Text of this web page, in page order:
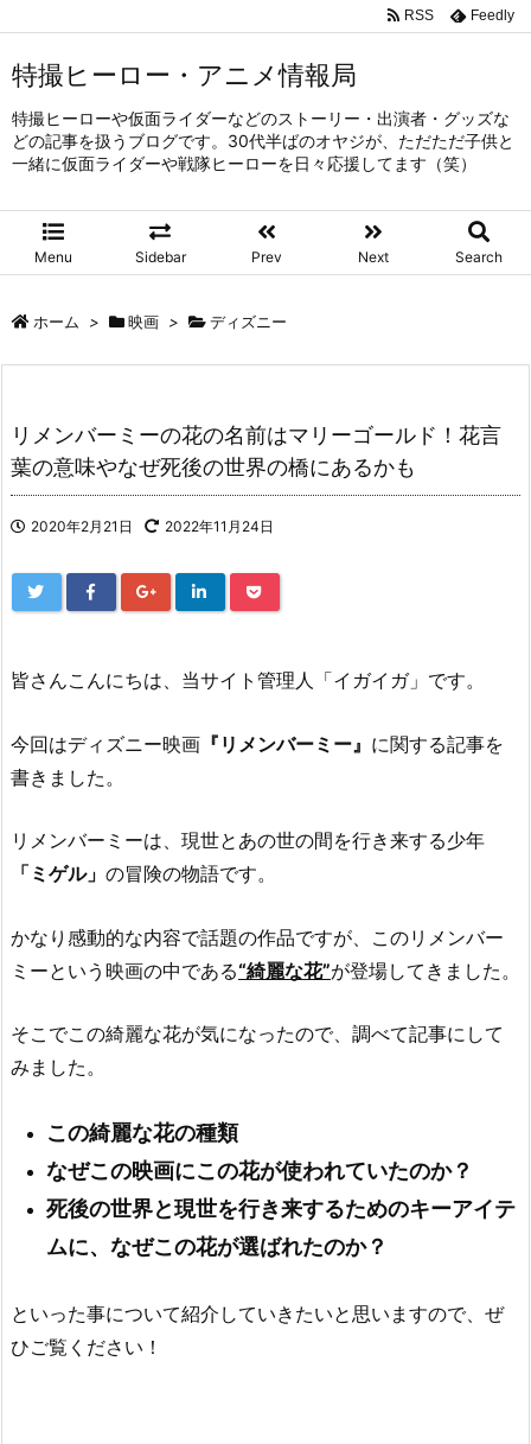
特撮ヒーロー・アニメ情報局
特撮ヒーローや仮面ライダーなどのストーリー・出演者・グッズな
どの記事を扱うブログです。30代半ばのオヤジが、ただただ子供と
一緒に仮面ライダーや戦隊ヒーローを日々応援してます（笑）
Menu Sidebar Prev Next Search
RSS Feedly
ホーム > 映画 > ディズニー
リメンバーミーの花の名前はマリーゴールド！花言
葉の意味やなぜ死後の世界の橋にあるかも
2020年2月21日 2022年11月24日
皆さんこんにちは、当サイト管理人「イガイガ」です。
今回はディズニー映画 『リメンバーミー』 に関する記事を
書きました。
リメンバーミーは、現世とあの世の間を行き来する少年
「ミゲル」 の冒険の物語です。
かなり感動的な内容で話題の作品ですが、このリメンバー
ミーという映画の中である“綺麗な花”が登場してきました。
そこでこの綺麗な花が気になったので、調べて記事にして
みました。
この綺麗な花の種類
なぜこの映画にこの花が使われていたのか？
死後の世界と現世を行き来するためのキーアイテ
ムに、なぜこの花が選ばれたのか？
といった事について紹介していきたいと思いますので、ぜ
ひご覧ください！